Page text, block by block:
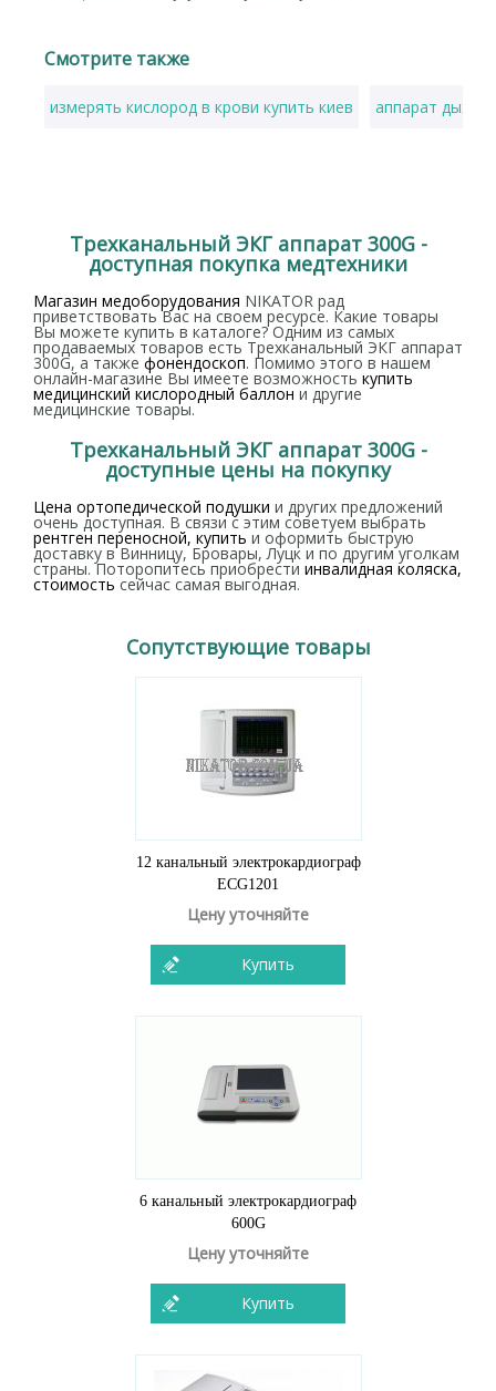
Смотрите также
измерять кислород в крови купить киев аппарат
Трехканальный ЭКГ аппарат 300G -
доступная покупка медтехники
Магазин медоборудования NIKATOR рад
приветствовать Вас на своем ресурсе. Какие товары
Вы можете купить в каталоге? Одним из самых
продаваемых товаров есть Трехканальный ЭКГ аппарат
300G, а также фонендоскоп. Помимо этого в нашем
онлайн-магазине Вы имеете возможность купить
медицинский кислородный баллон и другие
медицинские товары.
Трехканальный ЭКГ аппарат 300G -
доступные цены на покупку
Цена ортопедической подушки и других предложений
очень доступная. В связи с этим советуем выбрать
рентген переносной, купить и оформить быструю
доставку в Винницу, Бровары, Луцк и по другим уголкам
страны. Поторопитесь приобрести инвалидная коляска,
стоимость сейчас самая выгодная.
Сопутствующие товары
12 канальный электрокардиограф
ECG1201
Цену уточняйте
Купить
6 канальный электрокардиограф
600G
Цену уточняйте
Купить